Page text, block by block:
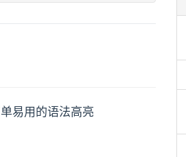
易用的语法高亮